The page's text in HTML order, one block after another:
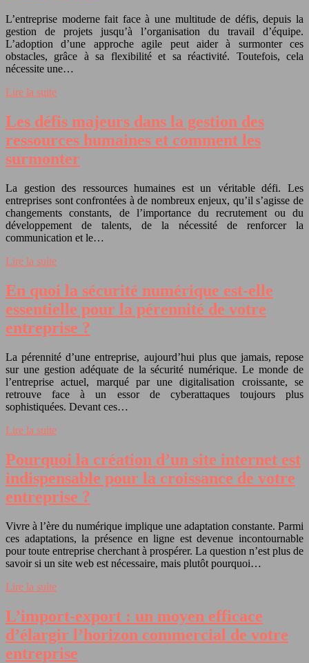
L’entreprise moderne fait face à une multitude de défis, depuis la
gestion de projets jusqu’à l’organisation du travail d’équipe.
L’adoption d’une approche agile peut aider à surmonter ces
obstacles, grâce à sa flexibilité et sa réactivité. Toutefois, cela
nécessite une…
Lire la suite
Les défis majeurs dans la gestion des
ressources humaines et comment les
surmonter
La gestion des ressources humaines est un véritable défi. Les
entreprises sont confrontées à de nombreux enjeux, qu’il s’agisse de
changements constants, de l’importance du recrutement ou du
développement de talents, de la nécessité de renforcer la
communication et le…
Lire la suite
En quoi la sécurité numérique est-elle
essentielle pour la pérennité de votre
entreprise ?
La pérennité d’une entreprise, aujourd’hui plus que jamais, repose
sur une gestion adéquate de la sécurité numérique. Le monde de
l’entreprise actuel, marqué par une digitalisation croissante, se
retrouve face à un essor de cyberattaques toujours plus
sophistiquées. Devant ces…
Lire la suite
Pourquoi la création d’un site internet est
indispensable pour la croissance de votre
entreprise ?
Vivre à l’ère du numérique implique une adaptation constante. Parmi
ces adaptations, la présence en ligne est devenue incontournable
pour toute entreprise cherchant à prospérer. La question n’est plus de
savoir si un site web est nécessaire, mais plutôt pourquoi…
Lire la suite
L’import-export : un moyen efficace
d’élargir l’horizon commercial de votre
entreprise